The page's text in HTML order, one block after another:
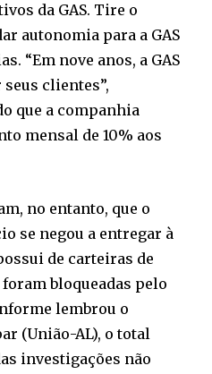
da GAS. Tire o
autonomia para a GAS
“Em nove anos, a GAS
clientes”,
que a companhia
mensal de 10% aos
no entanto, que o
se negou a entregar à
de carteiras de
bloqueadas pelo
lembrou o
(União-AL), o total
investigações não